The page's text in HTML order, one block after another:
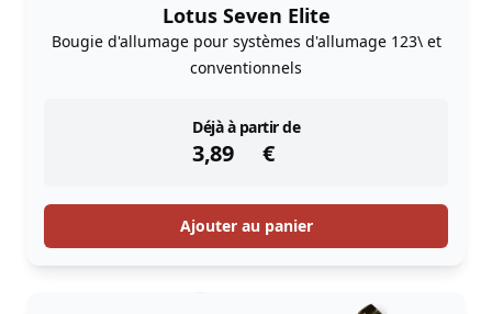
Lotus Seven Elite
Bougie d'allumage pour systèmes d'allumage 123\ et
conventionnels
Déjà à partir de
3,89 €
instock
Ajouter au panier